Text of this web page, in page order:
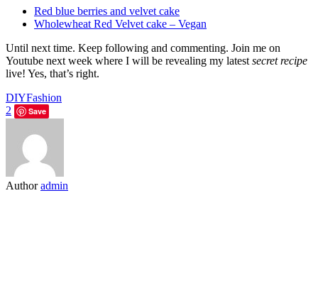
Red blue berries and velvet cake
Wholewheat Red Velvet cake – Vegan
Until next time. Keep following and commenting. Join me on
Youtube next week where I will be revealing my latestsecret recipe
live! Yes, that’s right.
DIYFashion
2
Save
Author admin